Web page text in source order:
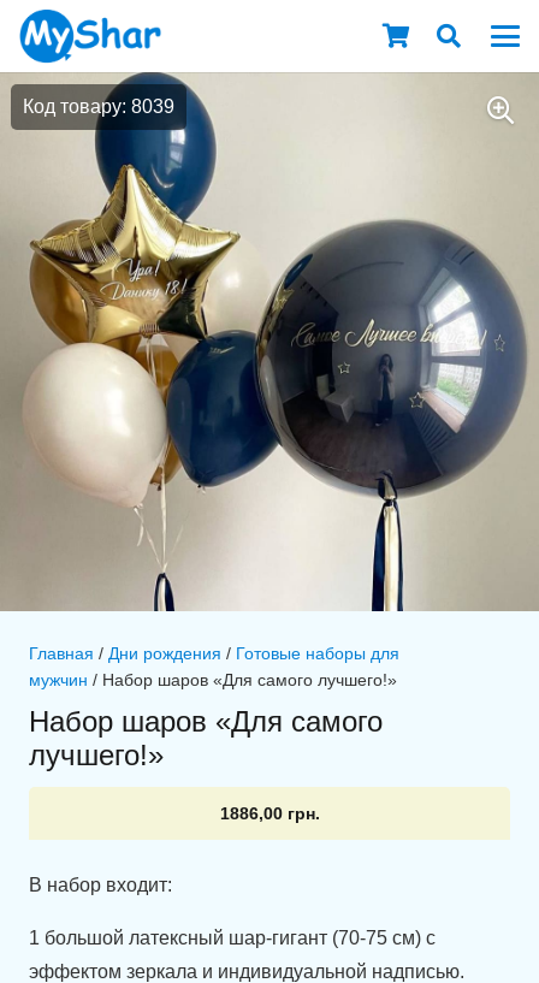
Код товару: 8039
Главная / Дни рождения / Готовые наборы для
мужчин / Набор шаров «Для самого лучшего!»
Набор шаров «Для самого
лучшего!»
1886,00 грн.
В набор входит:
1 большой латексный шар-гигант (70-75 см) с
эффектом зеркала и индивидуальной надписью.